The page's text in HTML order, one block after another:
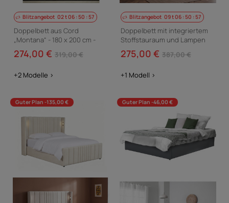
Blitzangebot 02t06 :50 :56
Doppelbett aus Cord
„Montana“ - 180 x 200 cm -
Beige
274,00 € 319,00 €
+2 Modelle >
Blitzangebot 09t06 :50 :56
Doppelbett mit integriertem
Stoffstauraum und Lampen
„Verbier“ – 140 x 190 cm –
Beige
275,00 € 387,00 €
+1 Modell >
Guter Plan -135,00 € Guter Plan -46,00 €